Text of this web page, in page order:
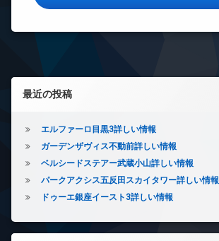
ア
ン
タ
ネ
ト
エ
レ
ベ
タ
ー
左サイドバー
最近の投稿
エルファーロ目黒3詳しい情報
ガーデンザヴィス不動前詳しい情報
ベルシードステアー武蔵小山詳しい情報
パークアクシス五反田スカイタワー詳しい情報
ドゥーエ銀座イースト3詳しい情報